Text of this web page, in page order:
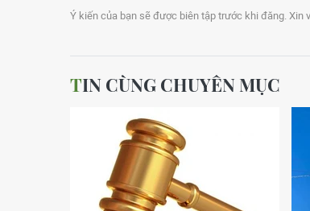
Ý kiến của bạn sẽ được biên tập trước khi đăng. Xin
TIN CÙNG CHUYÊN MỤC